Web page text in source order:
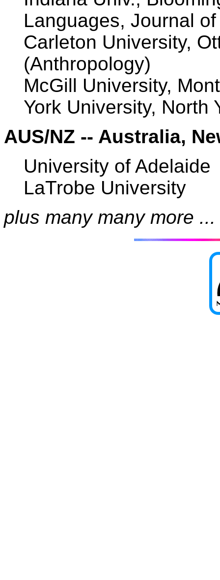
Languages, Journal
Carleton University,
(Anthropology)
McGill University,
York University, North
AUS/NZ -- Australia,
University of Adelaide
LaTrobe University
plus many many more ...